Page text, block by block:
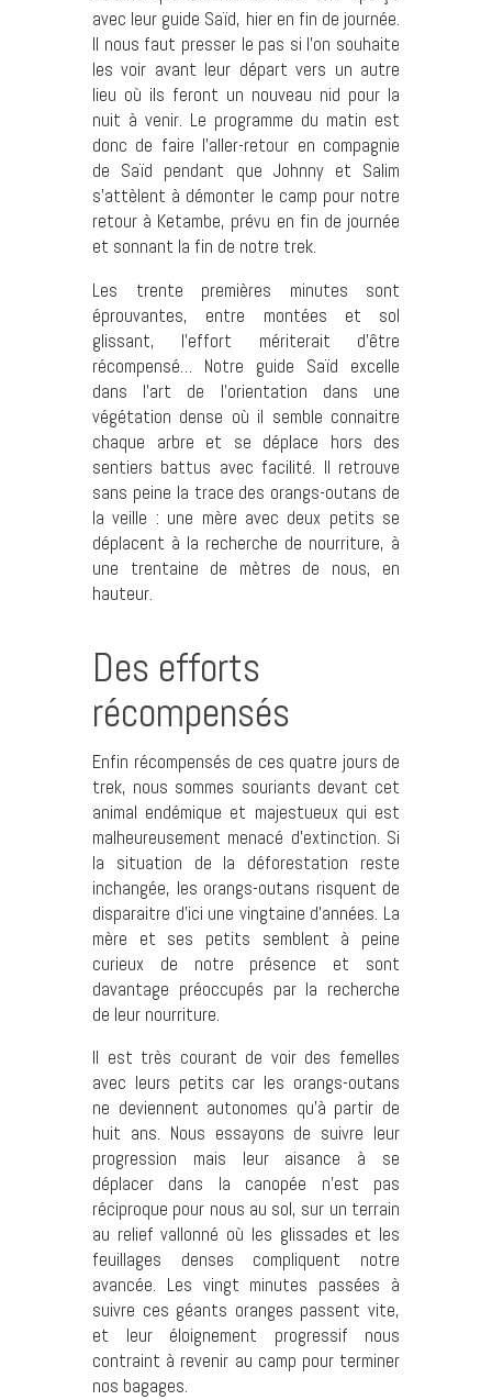
avec leur guide Saïd, hier en fin de journée.
Il nous faut presser le pas si l’on souhaite
les voir avant leur départ vers un autre
lieu où ils feront un nouveau nid pour la
nuit à venir. Le programme du matin est
donc de faire l’aller-retour en compagnie
de Saïd pendant que Johnny et Salim
s’attèlent à démonter le camp pour notre
retour à Ketambe, prévu en fin de journée
et sonnant la fin de notre trek.
Les trente premières minutes sont
éprouvantes, entre montées et sol
glissant, l’effort mériterait d’être
récompensé… Notre guide Saïd excelle
dans l’art de l’orientation dans une
végétation dense où il semble connaitre
chaque arbre et se déplace hors des
sentiers battus avec facilité. Il retrouve
sans peine la trace des orangs-outans de
la veille : une mère avec deux petits se
déplacent à la recherche de nourriture, à
une trentaine de mètres de nous, en
hauteur.
Des efforts
récompensés
Enfin récompensés de ces quatre jours de
trek, nous sommes souriants devant cet
animal endémique et majestueux qui est
malheureusement menacé d’extinction. Si
la situation de la déforestation reste
inchangée, les orangs-outans risquent de
disparaitre d’ici une vingtaine d’années. La
mère et ses petits semblent à peine
curieux de notre présence et sont
davantage préoccupés par la recherche
de leur nourriture.
Il est très courant de voir des femelles
avec leurs petits car les orangs-outans
ne deviennent autonomes qu’à partir de
huit ans. Nous essayons de suivre leur
progression mais leur aisance à se
déplacer dans la canopée n’est pas
réciproque pour nous au sol, sur un terrain
au relief vallonné où les glissades et les
feuillages denses compliquent notre
avancée. Les vingt minutes passées à
suivre ces géants oranges passent vite,
et leur éloignement progressif nous
contraint à revenir au camp pour terminer
nos bagages.